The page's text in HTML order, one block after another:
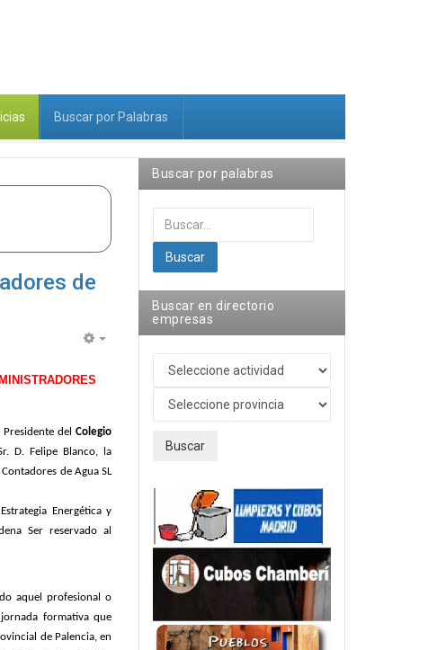
Buscar por Palabras
de
Presidente delColegio
D. Felipe Blanco, la
de Agua SL
Energética y
Ser reservado al
aquel profesional o
formativa que
de Palencia, en
Buscar por palabras
Buscar...
Buscar
Buscar en directorio
empresas
Buscar